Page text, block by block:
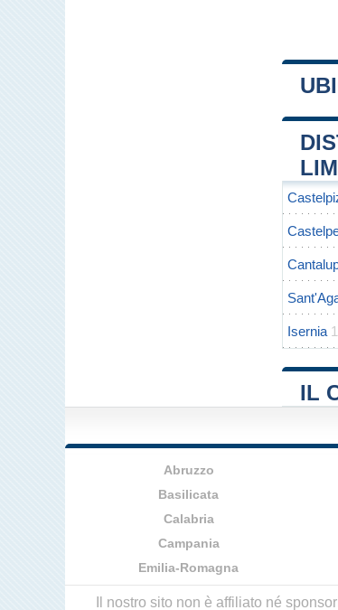
+
−
Isernia
IL
Abruzzo
Basilicata
Calabria
Campania
Emilia-Romagna
Il nostro sito non è affiliato né